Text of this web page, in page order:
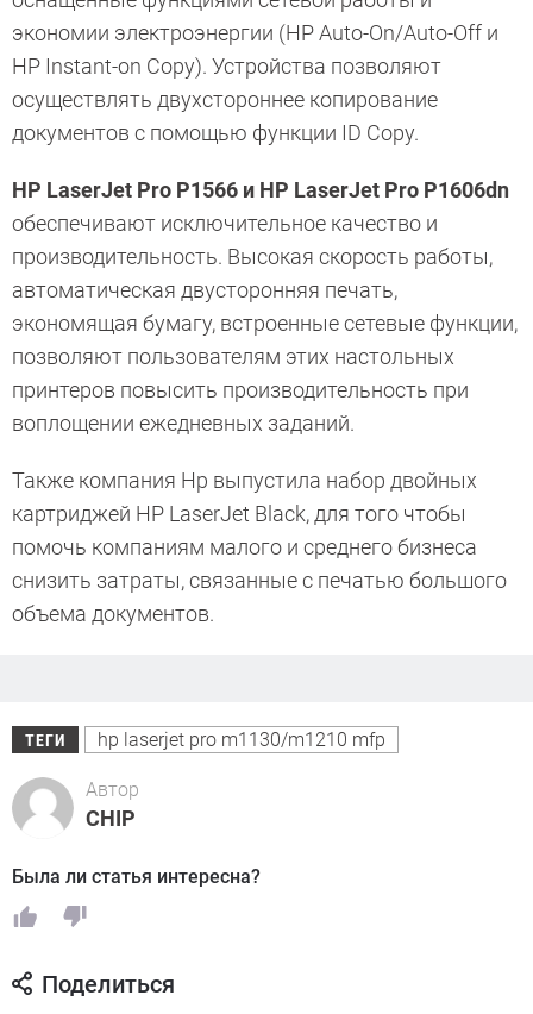
экономии электроэнергии (HP Auto-On/Auto-Off и
HP Instant-on Copy). Устройства позволяют
осуществлять двухстороннее копирование
документов с помощью функции ID Copy.
HP LaserJet Pro P1566 и HP LaserJet Pro P1606dn
обеспечивают исключительное качество и
производительность. Высокая скорость работы,
автоматическая двусторонняя печать,
экономящая бумагу, встроенные сетевые функции,
позволяют пользователям этих настольных
принтеров повысить производительность при
воплощении ежедневных заданий.
Также компания Hp выпустила набор двойных
картриджей HP LaserJet Black, для того чтобы
помочь компаниям малого и среднего бизнеса
снизить затраты, связанные с печатью большого
объема документов.
ТЕГИ hp laserjet pro m1130/m1210 mfp
Автор
CHIP
Была ли статья интересна?
Поделиться